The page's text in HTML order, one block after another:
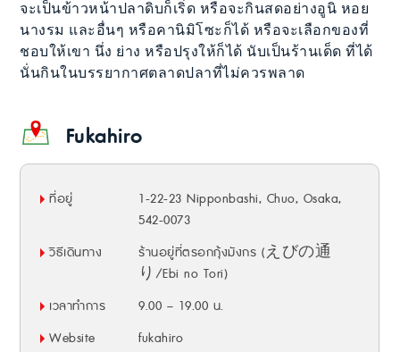
จะเป็นข้าวหน้าปลาดิบก็เริ่ด หรือจะกินสดอย่างอูนิ หอย
นางรม และอื่นๆ หรือคานิมิโซะก็ได้ หรือจะเลือกของที่
ชอบให้เขา นึ่ง ย่าง หรือปรุงให้ก็ได้ นับเป็นร้านเด็ด ที่ได้
นั่นกินในบรรยากาศตลาดปลาที่ไม่ควรพลาด
Fukahiro
ที่อยู่
1-22-23 Nipponbashi, Chuo, Osaka,
542-0073
วิธีเดินทาง
ร้านอยู่ที่ตรอกกุ้งมังกร (えびの通
り/Ebi no Tori)
เวลาทำการ
9.00 – 19.00 น.
Website
fukahiro